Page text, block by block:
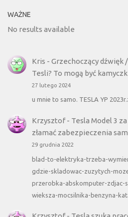
WAŻNE
No results available
Kris - Grzechoczący dźwięk
Tesli? To mogą być
27 lutego 2024
u mnie to samo. TESLA YP
Krzysztof- Tesla Model 3
złamać zabezpieczenia
29 grudnia 2022
blad-to-elektryka-trzeba-
gdzie-skladowac-zuzytych-
przerobka-abskomputer-zdjac-
wieksza-mocsilnika-benzyna-